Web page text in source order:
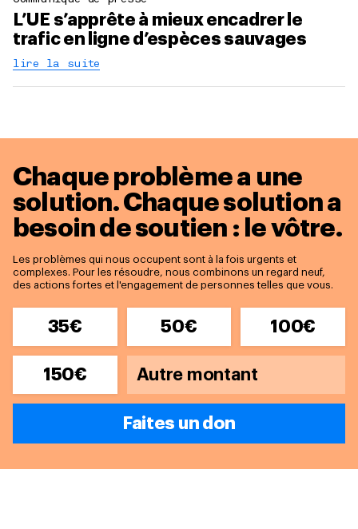
L’UE s’apprête à mieux encadrer le
trafic en ligne d’espèces sauvages
lire la suite
Chaque problème a une
solution.Chaque solution a
besoin de soutien : le vôtre.
Les problèmes qui nous occupent sont à la fois urgents et
complexes. Pour les résoudre, nous combinons un regard neuf,
des actions fortes et l'engagement de personnes telles que vous.
35€ 50€ 100€
150€
Faites un don